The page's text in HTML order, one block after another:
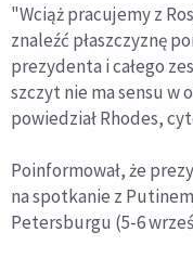
"Wciąż pracujemy z
znaleźć płaszczyznę
prezydenta i całego
szczyt nie ma sensu w
powiedział Rhodes,
Poinformował, że
na spotkanie z
Petersburgu (5-6